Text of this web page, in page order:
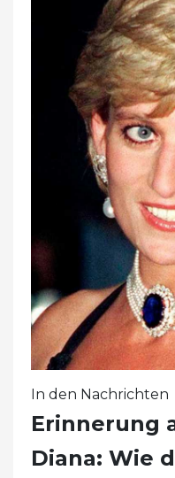
In den Nachrichten
Erinnerung
Diana: Wie